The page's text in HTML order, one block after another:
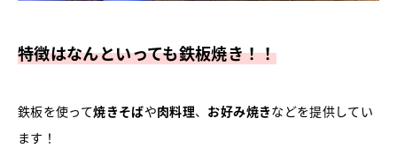
特徴はなんといっても鉄板焼き！！
鉄板を使って焼きそばや肉料理、 お好み焼きなどを提供してい
ます！